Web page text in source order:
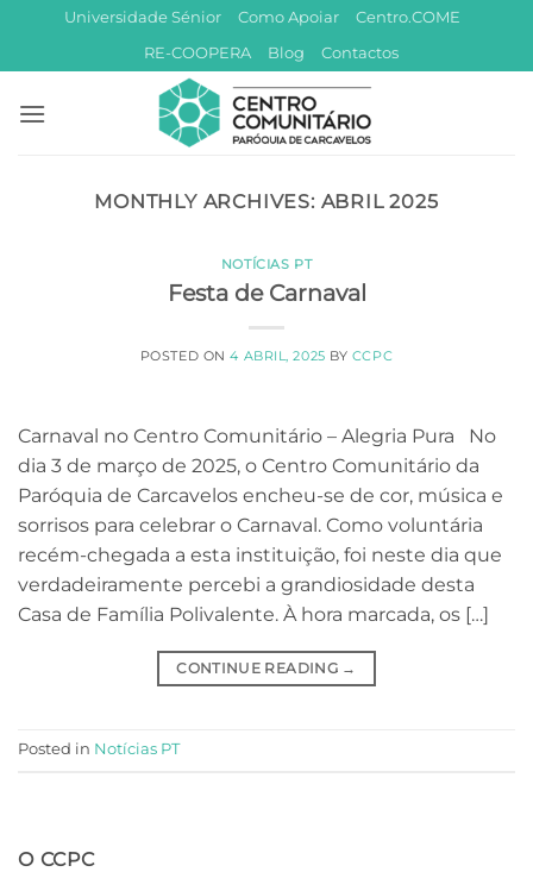
content
Universidade Sénior Como Apoiar
Centro.COME
RE-COOPERA
Blog Contactos
MONTHLY ARCHIVES: ABRIL 2025
NOTÍCIAS PT
Festa de Carnaval
POSTED ON4 ABRIL, 2025 BY CCPC
Carnaval no Centro Comunitário – Alegria Pura No
dia 3 de março de 2025, o Centro Comunitário da
Paróquia de Carcavelos encheu-se de cor, música e
sorrisos para celebrar o Carnaval. Como voluntária
recém-chegada a esta instituição, foi neste dia que
verdadeiramente percebi a grandiosidade desta
Casa de Família Polivalente. À hora marcada, os […]
CONTINUE READING →
Posted in Notícias PT
O CCPC